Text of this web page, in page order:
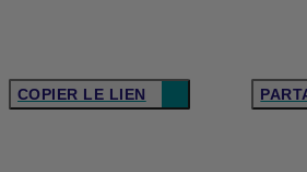
COPIER LE LIEN